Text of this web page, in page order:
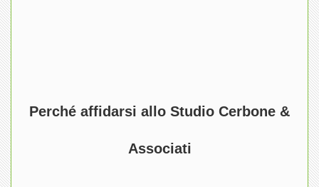
Perché affidarsi allo Studio Cerbone &
Associati